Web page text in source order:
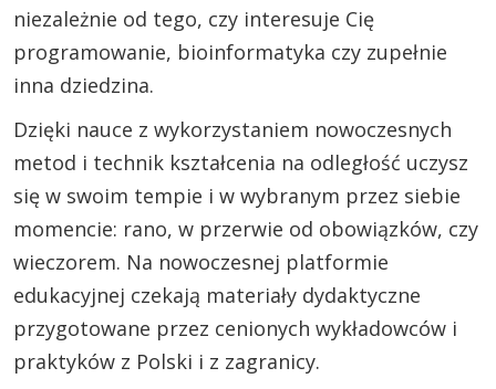
niezależnie od tego, czy interesuje Cię
programowanie, bioinformatyka czy zupełnie
inna dziedzina.
Dzięki nauce z wykorzystaniem nowoczesnych
metod i technik kształcenia na odległość uczysz
się w swoim tempie i w wybranym przez siebie
momencie: rano, w przerwie od obowiązków, czy
wieczorem. Na nowoczesnej platformie
edukacyjnej czekają materiały dydaktyczne
przygotowane przez cenionych wykładowców i
praktyków z Polski i z zagranicy.